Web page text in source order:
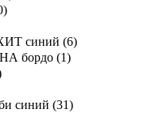
)
синий (6)
бордо (1)
синий (31)